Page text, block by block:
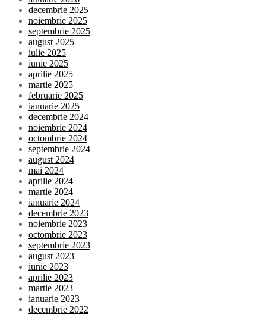
decembrie 2025
noiembrie 2025
septembrie 2025
august 2025
iulie 2025
iunie 2025
aprilie 2025
martie 2025
februarie 2025
ianuarie 2025
decembrie 2024
noiembrie 2024
octombrie 2024
septembrie 2024
august 2024
mai 2024
aprilie 2024
martie 2024
ianuarie 2024
decembrie 2023
noiembrie 2023
octombrie 2023
septembrie 2023
august 2023
iunie 2023
aprilie 2023
martie 2023
ianuarie 2023
decembrie 2022